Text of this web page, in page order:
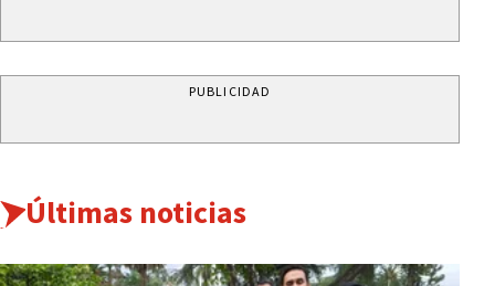
PUBLICIDAD
Últimas noticias